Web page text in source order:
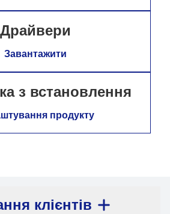
Драйвери
Завантажити
з встановлення
продукту
клієнтів